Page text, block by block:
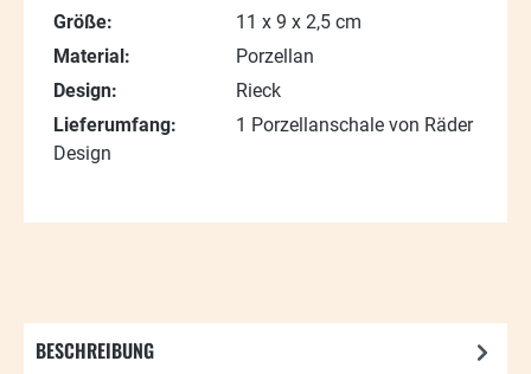
Größe:
11 x 9 x 2,5 cm
Material:
Porzellan
Design:
Rieck
Lieferumfang:
1 Porzellanschale von Räder
Design
BESCHREIBUNG